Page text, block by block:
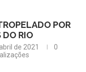
POR
DO RIO
de 2021
0